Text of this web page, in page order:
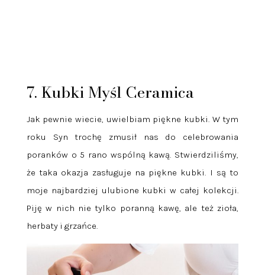
7. Kubki Myśl Ceramica
Jak pewnie wiecie, uwielbiam piękne kubki. W tym
roku Syn trochę zmusił nas do celebrowania
poranków o 5 rano wspólną kawą. Stwierdziliśmy,
że taka okazja zasługuje na piękne kubki. I są to
moje najbardziej ulubione kubki w całej kolekcji.
Piję w nich nie tylko poranną kawę, ale też zioła,
herbaty i grzańce.